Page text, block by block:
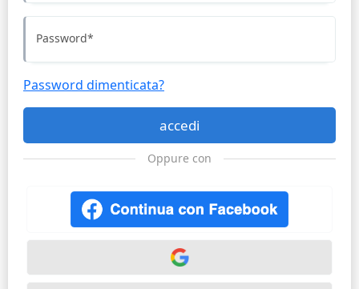
Password*
Password dimenticata?
accedi
Oppure con